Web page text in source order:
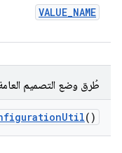
VALUE_NAME
طُرق وضع التصميم
Util()